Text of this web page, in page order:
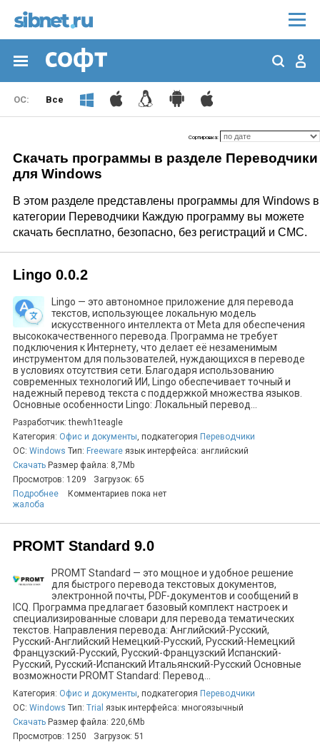
Все
Сортировка:
Скачать программы в разделе Переводчики
для Windows
В этом разделе представлены программы для Windows в
категории Переводчики Каждую программу вы можете
скачать бесплатно, безопасно, без регистраций и СМС.
Lingo 0.0.2
Lingo — это автономное приложение для перевода
текстов, использующее локальную модель
искусственного интеллекта от Meta для обеспечения
высококачественного перевода. Программа не требует
подключения к Интернету, что делает её незаменимым
инструментом для пользователей, нуждающихся в переводе
в условиях отсутствия сети. Благодаря использованию
современных технологий ИИ, Lingo обеспечивает точный и
надежный перевод текста с поддержкой множества языков.
Основные особенности Lingo: Локальный перевод...
Разработчик: thewh1teagle
Категория: Офис и документы, подкатегория Переводчики
ОС: Windows Тип: Freeware язык интерфейса: английский
Скачать Размер файла: 8,7Mb
Просмотров: 1209
Загрузок: 65
Подробнее
Комментариев пока нет
жалоба
PROMT Standard 9.0
PROMT Standard — это мощное и удобное решение
для быстрого перевода текстовых документов,
электронной почты, PDF-документов и сообщений в
ICQ. Программа предлагает базовый комплект настроек и
специализированные словари для перевода тематических
текстов. Направления перевода: Английский-Русский,
Русский-Английский Немецкий-Русский, Русский-Немецкий
Французский-Русский, Русский-Французский Испанский-
Русский, Русский-Испанский Итальянский-Русский Основные
возможности PROMT Standard: Перевод...
Категория: Офис и документы, подкатегория Переводчики
ОС: Windows Тип: Trial язык интерфейса: многоязычный
Скачать Размер файла: 220,6Mb
Просмотров: 1250
Загрузок: 51